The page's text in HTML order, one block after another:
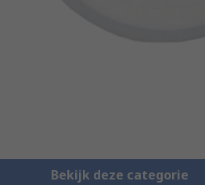
Bekijk deze categorie